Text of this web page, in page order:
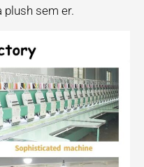
sem er.